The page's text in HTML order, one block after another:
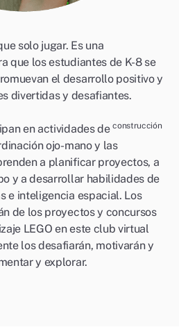
solo jugar. Es una
que los estudiantes de K-8 se
el desarrollo positivo y
divertidas y desafiantes.
en actividades deconstrucción
ojo-mano y las
a planificar proyectos, a
y a desarrollar habilidades de
e inteligencia espacial. Los
de los proyectos y concursos
LEGO en este club virtual
los desafiarán, motivarán y
y explorar.